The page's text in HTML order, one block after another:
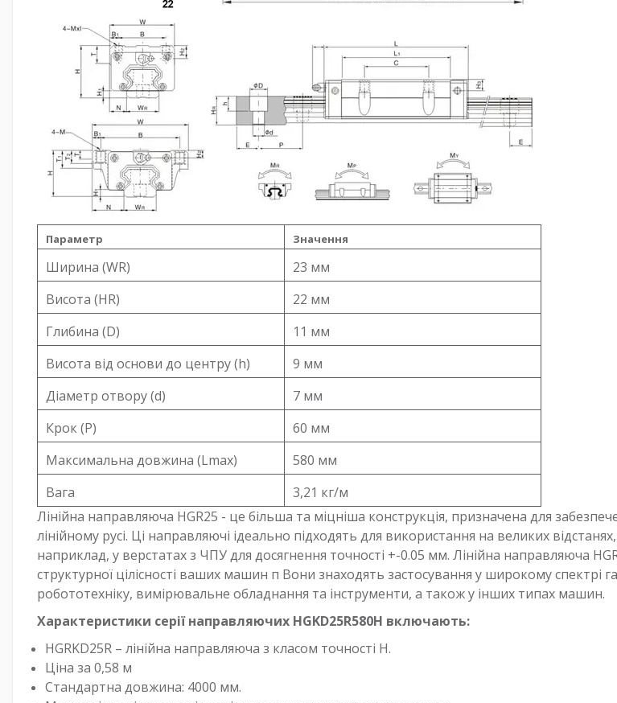
Параметр Значення
Ширина (WR)
23 мм
Висота (HR)
22 мм
Глибина (D)
11 мм
Висота від основи до центру (h)
9 мм
Діаметр отвору (d)
7 мм
Крок (P)
60 мм
Максимальна довжина (Lmax)
580 мм
Вага
3,21 кг/м
Лінійна направляюча HGR25 - це більша та міцніша конструкція, призначена для
лінійному русі. Ці направляючі ідеально підходять для використання на великих
наприклад, у верстатах з ЧПУ для досягнення точності +-0.05 мм. Лінійна направляюча
структурної цілісності ваших машин п Вони знаходять застосування у широкому
робототехніку, вимірювальне обладнання та інструменти, а також у інших типах машин.
Характеристики серії направляючих HGKD25R580H включають:
HGRKD25R – лінійна направляюча з класом точності H.
Ціна за 0,58 м
Стандартна довжина: 4000 мм.